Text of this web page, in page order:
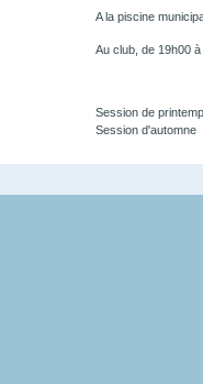
A la piscine
Au club, de 19h00
Session de
Session d'automne